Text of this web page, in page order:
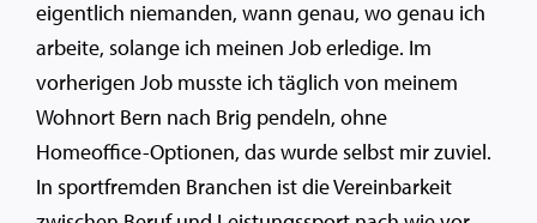
eigentlich niemanden, wann genau, wo genau ich
arbeite, solange ich meinen Job erledige. Im
vorherigen Job musste ich täglich von meinem
Wohnort Bern nach Brig pendeln, ohne
Homeoffice-Optionen, das wurde selbst mir zuviel.
In sportfremden Branchen ist die Vereinbarkeit